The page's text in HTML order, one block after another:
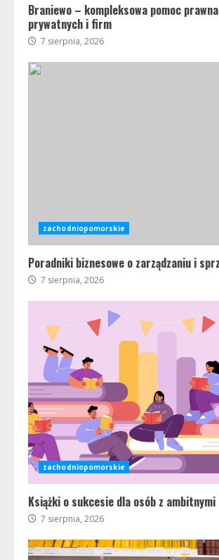
Braniewo – kompleksowa pomoc
prywatnych i firm
7 sierpnia, 2026
zachodniopomorskie
Poradniki biznesowe o zarządzaniu i
7 sierpnia, 2026
zachodniopomorskie
Książki o sukcesie dla osób z
7 sierpnia, 2026